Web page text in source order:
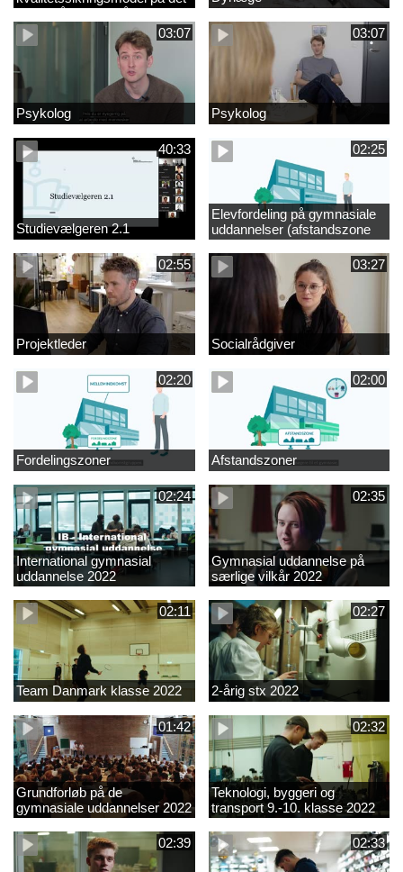
videregående område
03:07
Psykolog
03:07
Psykolog
40:33
Studievælgeren 2.1
02:25
Elevfordeling på gymnasiale
uddannelser (afstandszone
redigeret)
02:55
Projektleder
03:27
Socialrådgiver
02:20
Fordelingszoner
02:00
Afstandszoner
02:24
International gymnasial
uddannelse 2022
02:35
Gymnasial uddannelse på
særlige vilkår 2022
02:11
Team Danmark klasse 2022
02:27
2-årig stx 2022
01:42
Grundforløb på de
gymnasiale uddannelser 2022
02:32
Teknologi, byggeri og
transport 9.-10. klasse 2022
02:39 02:33